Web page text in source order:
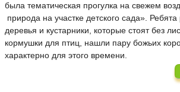
была тематическая прогулка на свежем
природа на участке детского сада».
деревья и кустарники, которые стоят без
кормушки для птиц, нашли пару божьих
характерно для этого времени.